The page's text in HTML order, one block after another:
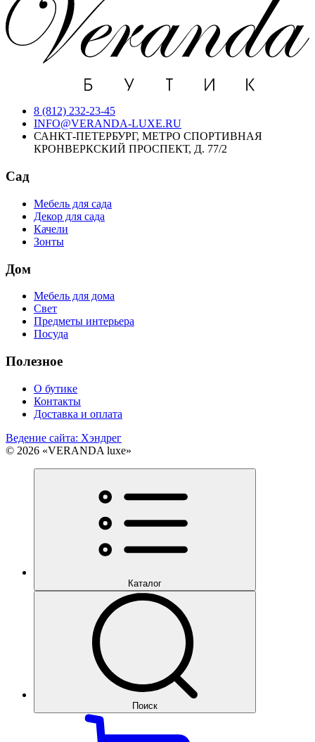
8 (812) 232-23-45
INFO@VERANDA-LUXE.RU
САНКТ-ПЕТЕРБУРГ, МЕТРО СПОРТИВНАЯ
КРОНВЕРКСКИЙ ПРОСПЕКТ, Д. 77/2
Сад
Мебель для сада
Декор для сада
Качели
Зонты
Дом
Мебель для дома
Свет
Предметы интерьера
Посуда
Полезное
О бутике
Контакты
Доставка и оплата
Ведение сайта: Хэндрег
© 2026 «VERANDA luxe»
Каталог
Поиск